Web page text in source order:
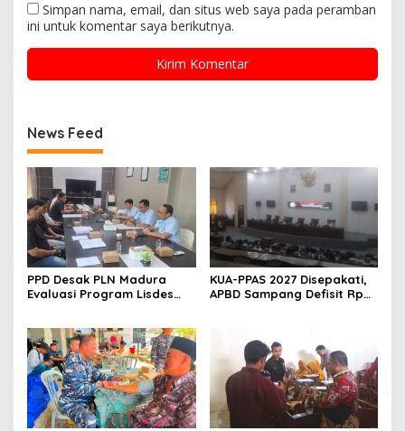
Simpan nama, email, dan situs web saya pada peramban
ini untuk komentar saya berikutnya.
News Feed
PPD Desak PLN Madura
Evaluasi Program Lisdes
KUA-PPAS 2027 Disepakati,
APBD Sampang Defisit Rp